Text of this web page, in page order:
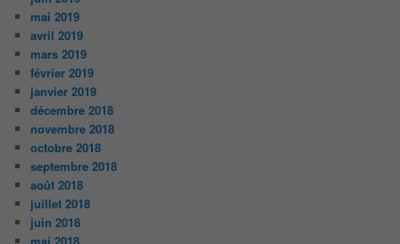
mai 2019
avril 2019
mars 2019
février 2019
janvier 2019
décembre 2018
novembre 2018
octobre 2018
septembre 2018
août 2018
juillet 2018
juin 2018